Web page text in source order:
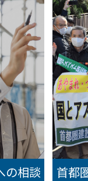
の相談 首都